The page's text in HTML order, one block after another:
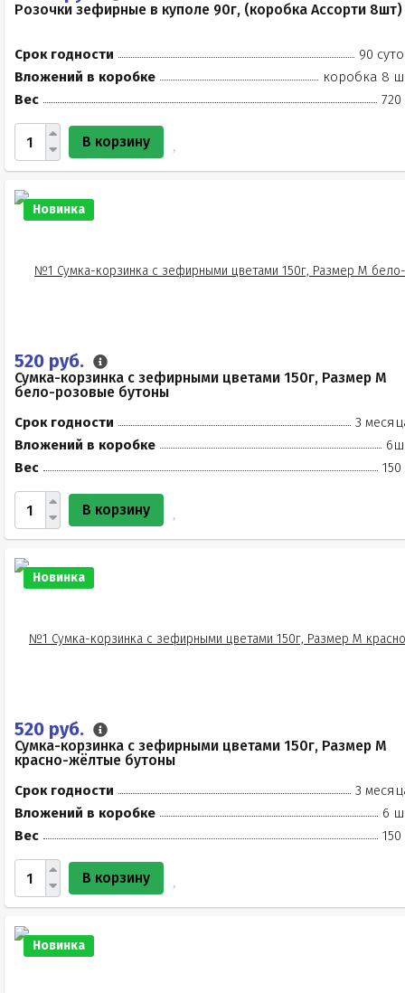
Розочки зефирные в куполе 90г, (коробка Ассорти 8шт)
Срок годности
90
Вложений в коробке
коробка 8
Вес
720
В корзину
Новинка
520 руб.
Сумка-корзинка с зефирными цветами 150г, Размер М
бело-розовые бутоны
Срок годности
3
Вложений в коробке
Вес
150
В корзину
Новинка
520 руб.
Сумка-корзинка с зефирными цветами 150г, Размер М
красно-жёлтые бутоны
Срок годности
3
Вложений в коробке
6
Вес
150
В корзину
Новинка